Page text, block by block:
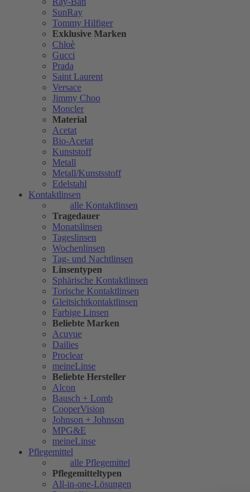
SunRay
Tommy Hilfiger
Exklusive Marken
Chloè
Gucci
Prada
Saint Laurent
Versace
Jimmy Choo
Moncler
Material
Acetat
Bio-Acetat
Kunststoff
Metall
Metall/Kunstsstoff
Edelstahl
Kontaktlinsen
alle Kontaktlinsen
Tragedauer
Monatslinsen
Tageslinsen
Wochenlinsen
Tag- und Nachtlinsen
Linsentypen
Sphärische Kontaktlinsen
Torische Kontaktlinsen
Gleitsichtkontaktlinsen
Farbige Linsen
Beliebte Marken
Acuvue
Dailies
Proclear
meineLinse
Beliebte Hersteller
Alcon
Bausch + Lomb
CooperVision
Johnson + Johnson
MPG&E
meineLinse
Pflegemittel
alle Pflegemittel
Pflegemitteltypen
All-in-one-Lösungen